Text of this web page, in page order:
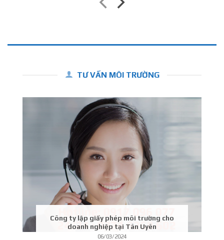
TƯ VẤN MÔI TRƯỜNG
Công ty lập giấy phép môi trường cho
doanh nghiệp tại Tân Uyên
06/03/2024